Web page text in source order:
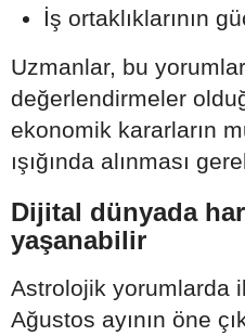
İş ortaklıklarının
Uzmanlar, bu
değerlendirmeler
ekonomik kararların
ışığında alınması
Dijital dünyada
yaşanabilir
Astrolojik yorumlarda
Ağustos ayının öne